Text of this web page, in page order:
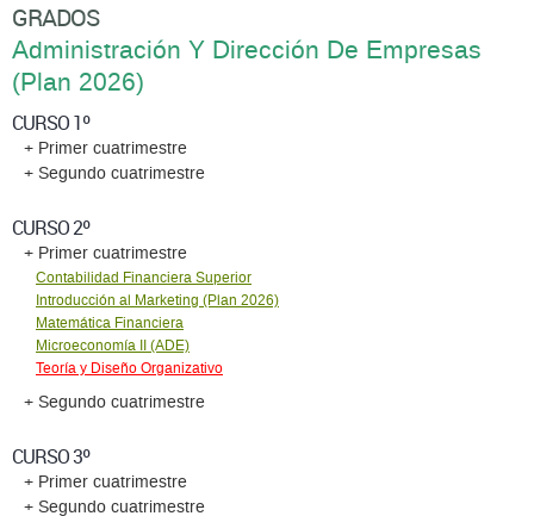
GRADOS
Administración Y Dirección De Empresas
(Plan 2026)
CURSO 1º
+ Primer cuatrimestre
+ Segundo cuatrimestre
CURSO 2º
+ Primer cuatrimestre
Contabilidad Financiera Superior
Introducción al Marketing (Plan 2026)
Matemática Financiera
Microeconomí­a II (ADE)
Teoría y Diseño Organizativo
+ Segundo cuatrimestre
CURSO 3º
+ Primer cuatrimestre
+ Segundo cuatrimestre